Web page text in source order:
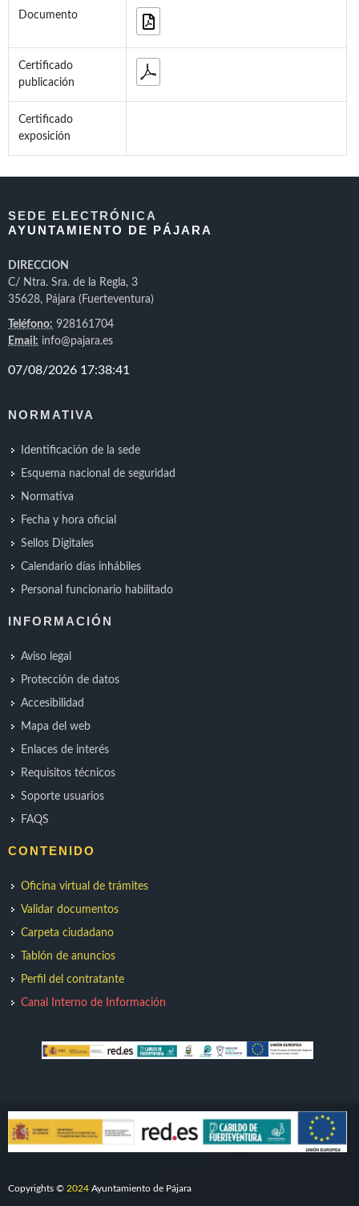
Documento
Certificado
publicación
Certificado
exposición
SEDE ELECTRÓNICA
AYUNTAMIENTO DE PÁJARA
DIRECCION
C/ Ntra. Sra. de la Regla, 3
35628, Pájara (Fuerteventura)
Teléfono: 928161704
Email: info@pajara.es
NORMATIVA
Identificación de la sede
Esquema nacional de seguridad
Normativa
Fecha y hora oficial
Sellos Digitales
Calendario días inhábiles
Personal funcionario habilitado
INFORMACIÓN
Aviso legal
Protección de datos
Accesibilidad
Mapa del web
Enlaces de interés
Requisitos técnicos
Soporte usuarios
FAQS
CONTENIDO
Oficina virtual de trámites
Validar documentos
Carpeta ciudadano
Tablón de anuncios
Perfil del contratante
Canal Interno de Información
Copyrights © 2024 Ayuntamiento de Pájara